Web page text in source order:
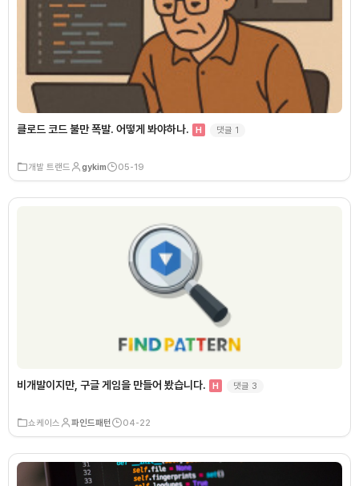
클로드 코드 불만 폭발. 어떻게 봐야하나. H 댓글 1
개발 트랜드 gykim 05-19
비개발이지만, 구글 게임을 만들어 봤습니다. H 댓글 3
쇼케이스 파인드패턴 04-22